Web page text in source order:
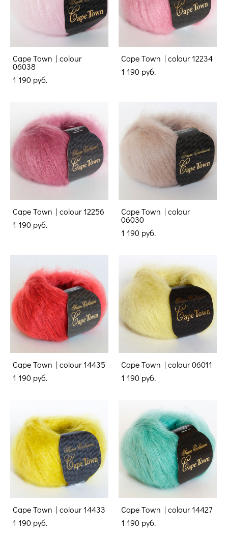
Cape Town | colour
06038
1 190 pуб.
Cape Town | colour 12234
1 190 pуб.
Cape Town | colour 12256
1 190 pуб.
Cape Town | colour
06030
1 190 pуб.
Cape Town | colour 14435
1 190 pуб.
Cape Town | colour 06011
1 190 pуб.
Cape Town | colour 14433
1 190 pуб.
Cape Town | colour 14427
1 190 pуб.